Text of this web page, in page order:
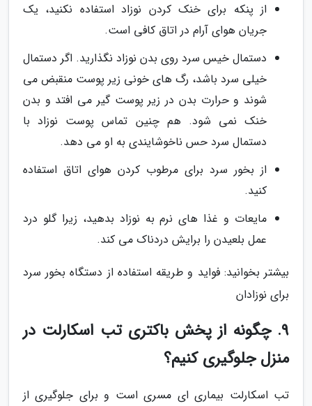
از پنکه برای خنک کردن نوزاد استفاده نکنید، یک
جریان هوای آرام در اتاق کافی است.
دستمال خیس سرد روی بدن نوزاد نگذارید. اگر دستمال
خیلی سرد باشد، رگ های خونی زیر پوست منقبض می
شوند و حرارت بدن در زیر پوست گیر می افتد و بدن
خنک نمی شود. هم چنین تماس پوست نوزاد با
دستمال سرد حس ناخوشایندی به او می دهد.
از بخور سرد برای مرطوب کردن هوای اتاق استفاده
کنید.
مایعات و غذا های نرم به نوزاد بدهید، زیرا گلو درد
عمل بلعیدن را برایش دردناک می کند.
بیشتر بخوانید: فواید و طریقه استفاده از دستگاه بخور سرد
برای نوزادان
9. چگونه از پخش باکتری تب اسکارلت در
منزل جلوگیری کنیم؟
تب اسکارلت بیماری ای مسری است و برای جلوگیری از